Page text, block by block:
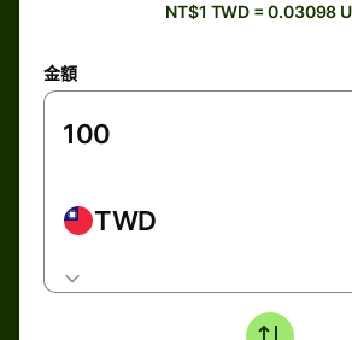
NT$1 TWD = 0.03098
金額
TWD